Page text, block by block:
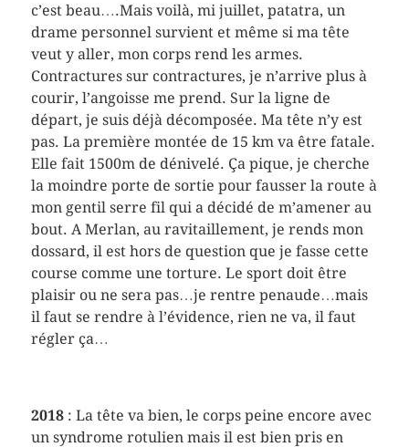
c’est beau….Mais voilà, mi juillet, patatra, un
drame personnel survient et même si ma tête
veut y aller, mon corps rend les armes.
Contractures sur contractures, je n’arrive plus à
courir, l’angoisse me prend. Sur la ligne de
départ, je suis déjà décomposée. Ma tête n’y est
pas. La première montée de 15 km va être fatale.
Elle fait 1500m de dénivelé. Ça pique, je cherche
la moindre porte de sortie pour fausser la route à
mon gentil serre fil qui a décidé de m’amener au
bout. A Merlan, au ravitaillement, je rends mon
dossard, il est hors de question que je fasse cette
course comme une torture. Le sport doit être
plaisir ou ne sera pas…je rentre penaude…mais
il faut se rendre à l’évidence, rien ne va, il faut
régler ça…
2018: La tête va bien, le corps peine encore avec
un syndrome rotulien mais il est bien pris en